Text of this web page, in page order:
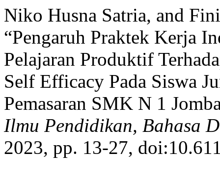
Niko Husna Satria, and
“Pengaruh Praktek Kerja
Pelajaran Produktif
Self Efficacy Pada Siswa
Pemasaran SMK N 1
Ilmu Pendidikan, Bahasa
2023, pp. 13-27,